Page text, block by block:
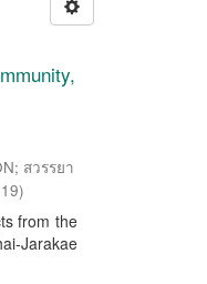
สวรรยา
)
from the
Jarakae